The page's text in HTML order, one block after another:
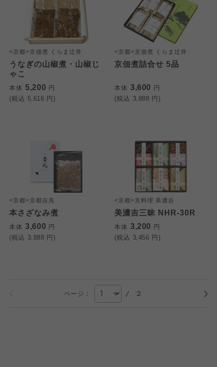
<京都>京佃煮 くらま辻井
うなぎの山椒煮・山椒じ
ゃこ
本体 5,200 円
(税込 5,616 円)
<京都>京佃煮 くらま辻井
京佃煮詰合せ 5品
本体 3,600 円
(税込 3,888 円)
<京都>京都吉兆
本さざなみ煮
本体 3,600 円
(税込 3,888 円)
<京都>京料理 美濃吉
美濃吉三昧 NHR-30R
本体 3,200 円
(税込 3,456 円)
ページ： / 2